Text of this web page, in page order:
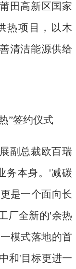
田高新区国家
热项目，以木
清洁能源供给
”签约仪式
副总裁欧百瑞
务本身。'减碳
是一个面向长
厂全新的'余热
模式落地的首
和'目标更进一